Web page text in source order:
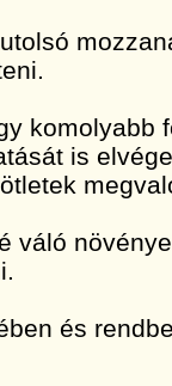
komolyabb
is
váló
és